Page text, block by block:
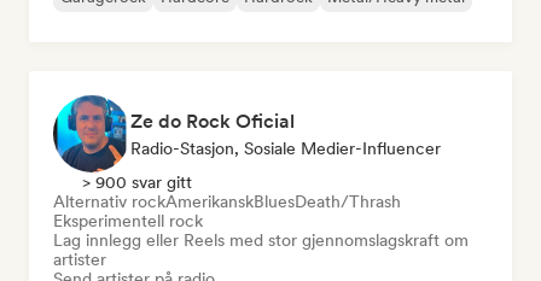
Ze do Rock Oficial
Radio-Stasjon, Sosiale Medier-Influencer
> 900 svar gitt
Alternativ rockAmerikanskBluesDeath/Thrash
Eksperimentell rock
Lag innlegg eller Reels med stor gjennomslagskraft om
artister